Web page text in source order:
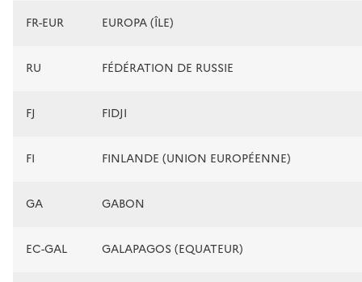
FR-EUR EUROPA (ÎLE)
RU FÉDÉRATION DE RUSSIE
FJ FIDJI
FI FINLANDE (UNION EUROPÉENNE)
GA GABON
EC-GAL GALAPAGOS (EQUATEUR)